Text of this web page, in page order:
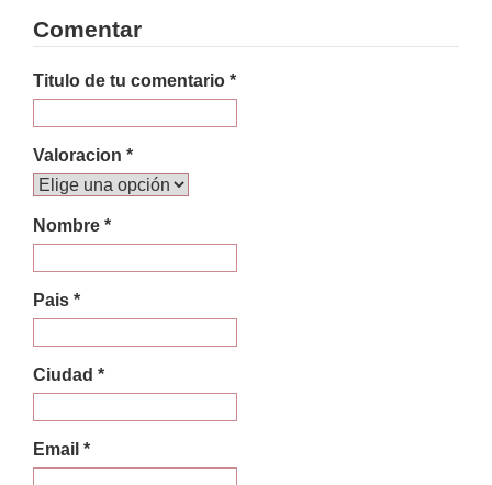
Comentar
Titulo de tu comentario *
Valoracion *
Nombre *
Pais *
Ciudad *
Email *